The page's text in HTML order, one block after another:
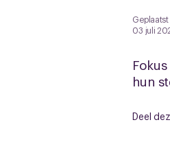
Geplaatst
03 juli
hun
Deel